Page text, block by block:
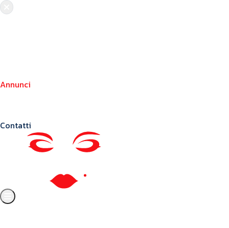
Annunci
Contatti